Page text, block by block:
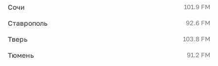
Сочи 101.9 FM
Ставрополь 92.6 FM
Тверь 103.8 FM
Тюмень 91.2 FM